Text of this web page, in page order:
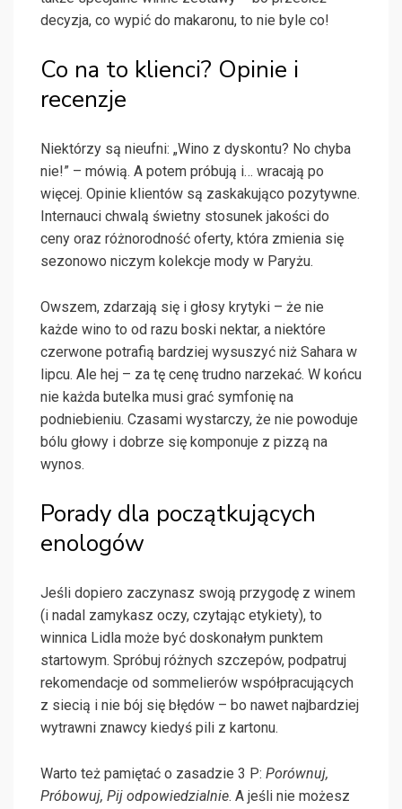
decyzja, co wypić do makaronu, to nie byle co!
Co na to klienci? Opinie i
recenzje
Niektórzy są nieufni: „Wino z dyskontu? No chyba
nie!” – mówią. A potem próbują i… wracają po
więcej. Opinie klientów są zaskakująco pozytywne.
Internauci chwalą świetny stosunek jakości do
ceny oraz różnorodność oferty, która zmienia się
sezonowo niczym kolekcje mody w Paryżu.
Owszem, zdarzają się i głosy krytyki – że nie
każde wino to od razu boski nektar, a niektóre
czerwone potrafią bardziej wysuszyć niż Sahara w
lipcu. Ale hej – za tę cenę trudno narzekać. W końcu
nie każda butelka musi grać symfonię na
podniebieniu. Czasami wystarczy, że nie powoduje
bólu głowy i dobrze się komponuje z pizzą na
wynos.
Porady dla początkujących
enologów
Jeśli dopiero zaczynasz swoją przygodę z winem
(i nadal zamykasz oczy, czytając etykiety), to
winnica Lidla może być doskonałym punktem
startowym. Spróbuj różnych szczepów, podpatruj
rekomendacje od sommelierów współpracujących
z siecią i nie bój się błędów – bo nawet najbardziej
wytrawni znawcy kiedyś pili z kartonu.
Warto też pamiętać o zasadzie 3 P: Porównuj,
Próbowuj, Pij odpowiedzialnie. A jeśli nie możesz